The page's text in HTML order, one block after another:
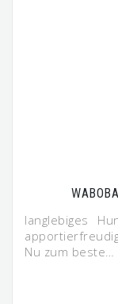
langlebiges
Nu zum beste…